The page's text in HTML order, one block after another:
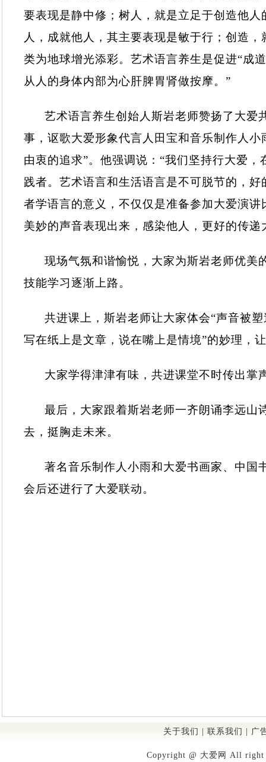
要表现是静中修；树人，就是立足于创造他
人，成就他人，其主要表现是敏于行；创造
类为地球增光添彩。艺术语言养生是促进“
从人的身体内部为心肝脾胃肾做按摩。 ”
艺术语言养生创始人斯岩老师赞扬了大
事，讴歌大爱形象代言人田宝和音乐制作人
由衷的追求”。他强调说：“我们坚持行大爱
践者。艺术语言和生活语言是不可脱节的，
者学语言的意义，不仅仅是准备参加大爱演
美妙的声音表现出来，感染他人，更好的传递
现场气氛和谐愉悦，大家为斯岩老师优美
技能学习逐渐上路。
共进课上，斯岩老师让大家体会“声音被
写在纸上是文章，说在嘴上是情境”的妙理，让
大家学得津津有味，共进课堂不时传出掌
最后，大家跟着斯岩老师一齐朗诵李远山
去，挺胸走未来。
著名音乐制作人小雨和大爱书画家、中国
会后还进行了大爱联动。
关于我们 联系我们 广
Copyright @ 大爱网 All right